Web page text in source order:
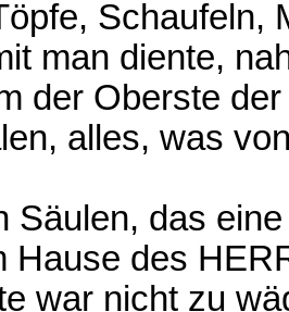
Schaufeln,
man diente,
der Oberste
alles, was
Säulen, das
Hause des
war nicht zu